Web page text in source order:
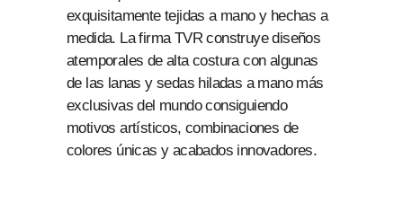
exquisitamente tejidas a mano y hechas a
medida. La firma TVR construye diseños
atemporales de alta costura con algunas
de las lanas y sedas hiladas a mano más
exclusivas del mundo consiguiendo
motivos artísticos, combinaciones de
colores únicas y acabados innovadores.